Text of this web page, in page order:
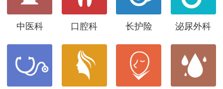
中医科 口腔科 长护险 泌尿外科